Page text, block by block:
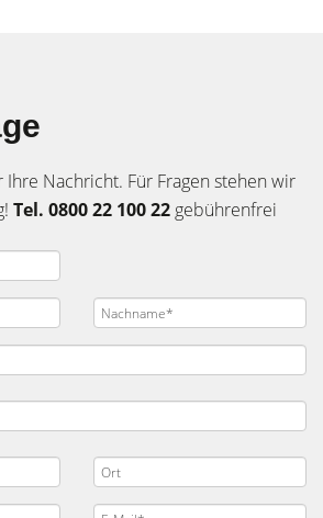
Nachricht. Für Fragen stehen wir
Tel. 0800 22 100 22 gebührenfrei